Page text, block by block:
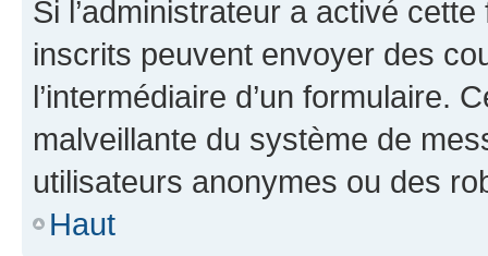
Si l’administrateur a activé
inscrits peuvent envoyer des
l’intermédiaire d’un formulaire.
malveillante du système de
utilisateurs anonymes ou des
Haut